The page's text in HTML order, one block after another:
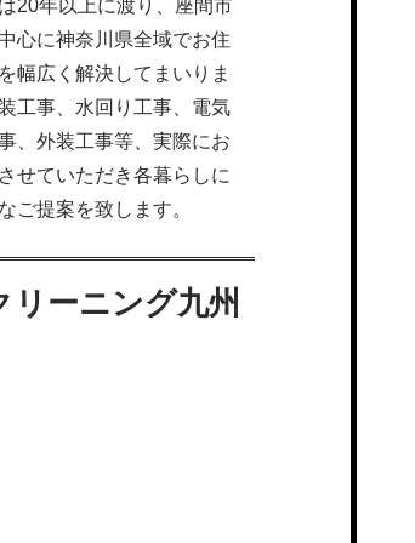
20年以上に渡り、座間市
心に神奈川県全域でお住
幅広く解決してまいりま
工事、水回り工事、電気
、外装工事等、実際にお
せていただき各暮らしに
ご提案を致します。
リーニング九州